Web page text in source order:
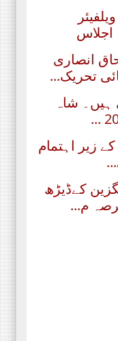
اجلاس
انصاری
تحریک...
ہیں۔ شاہ
زیر اہتمام
کےڈیڑھ
م...